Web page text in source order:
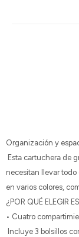
Organización y
Esta cartuchera de
necesitan llevar
en varios colores,
¿POR QUÉ ELEGIR
• Cuatro
Incluye 3 bolsillos